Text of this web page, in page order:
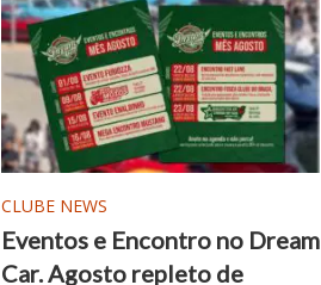
CLUBE NEWS
Eventos e Encontro no Dream
Car. Agosto repleto de